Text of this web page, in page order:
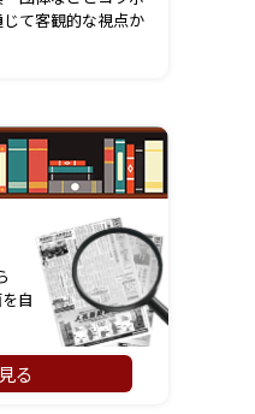
て客観的な視点か
自
る